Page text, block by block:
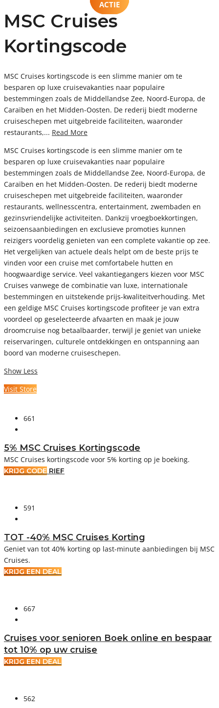
MSC Cruises
Kortingscode
MSC Cruises kortingscode is een slimme manier om te
besparen op luxe cruisevakanties naar populaire
bestemmingen zoals de Middellandse Zee, Noord-Europa, de
Caraïben en het Midden-Oosten. De rederij biedt moderne
cruiseschepen met uitgebreide faciliteiten, waaronder
restaurants,... Read More
MSC Cruises kortingscode is een slimme manier om te
besparen op luxe cruisevakanties naar populaire
bestemmingen zoals de Middellandse Zee, Noord-Europa, de
Caraïben en het Midden-Oosten. De rederij biedt moderne
cruiseschepen met uitgebreide faciliteiten, waaronder
restaurants, wellnesscentra, entertainment, zwembaden en
gezinsvriendelijke activiteiten. Dankzij vroegboekkortingen,
seizoensaanbiedingen en exclusieve promoties kunnen
reizigers voordelig genieten van een complete vakantie op zee.
Het vergelijken van actuele deals helpt om de beste prijs te
vinden voor een cruise met comfortabele hutten en
hoogwaardige service. Veel vakantiegangers kiezen voor MSC
Cruises vanwege de combinatie van luxe, internationale
bestemmingen en uitstekende prijs-kwaliteitverhouding. Met
een geldige MSC Cruises kortingscode profiteer je van extra
voordeel op geselecteerde afvaarten en maak je jouw
droomcruise nog betaalbaarder, terwijl je geniet van unieke
reiservaringen, culturele ontdekkingen en ontspanning aan
boord van moderne cruiseschepen.
Show Less
Visit Store
CODE
661
5% MSC Cruises Kortingscode
MSC Cruises kortingscode voor 5% korting op je boeking.
KRIJG CODE RIEF
ACTIE
591
TOT -40% MSC Cruises Korting
Geniet van tot 40% korting op last-minute aanbiedingen bij MSC
Cruises.
KRIJG EEN DEAL
ACTIE
667
Cruises voor senioren Boek online en bespaar
tot 10% op uw cruise
KRIJG EEN DEAL
ACTIE
562